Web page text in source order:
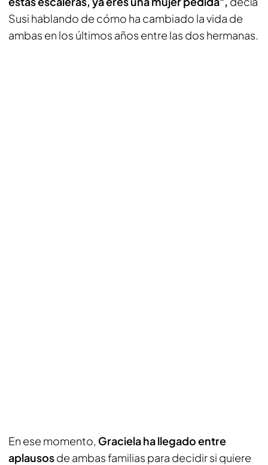
Susi hablando de cómo ha cambiado la vida de
ambas en los últimos años entre las dos hermanas.
En ese momento, Graciela ha llegado entre
aplausosde ambas familias para decidir si quiere